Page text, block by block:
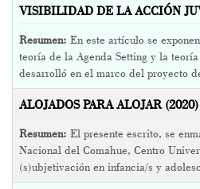
VISIBILIDAD DE LA ACCIÓN
Resumen: En este artículo se
teoría de la Agenda Setting y la
desarrolló en el marco del proyecto
ALOJADOS PARA ALOJAR (2020)
Resumen: El presente escrito, se
Nacional del Comahue, Centro
(s)ubjetivación en infancia/s y